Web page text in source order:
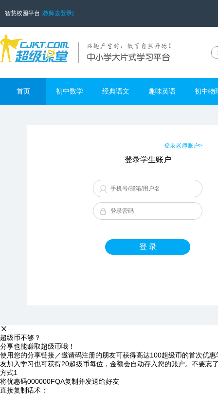
智慧校园平台 [教师去登录]
首页 初中数学 经典语文 趣味英语 初中物
登录老师账户>
登录学生账户
登 录
超级币不够？
分享也能赚取超级币哦！
使用您的分享链接／邀请码注册的朋友可获得高达100超级币的首次优
友加入学习也可获得20超级币每位，金额会自动存入您的账户。不要忘
方式1
将优惠码000000FQA复制并发送给好友
直接复制话术：